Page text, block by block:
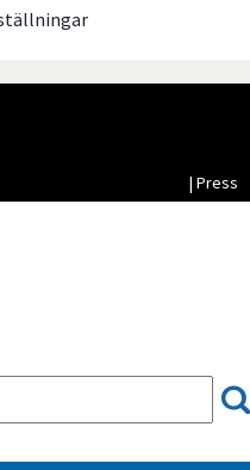
| Press